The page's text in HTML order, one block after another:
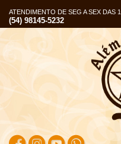
ATENDIMENTO DE SEG A SEX DAS
(54) 98145-5232